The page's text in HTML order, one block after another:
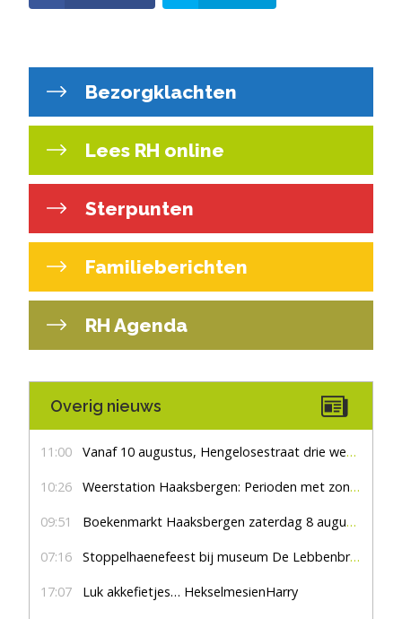
Bezorgklachten
Lees RH online
Sterpunten
Familieberichten
RH Agenda
Overig nieuws
11:00 Vanaf 10 augustus, Hengelosestraat drie weken dicht voor doorgaand verkeer
10:26 Weerstation Haaksbergen: Perioden met zon en droog
09:51 Boekenmarkt Haaksbergen zaterdag 8 augustus, marktplein Haaksbergen
07:16 Stoppelhaenefeest bij museum De Lebbenbrugge
17:07 Luk akkefietjes… HekselmesienHarry